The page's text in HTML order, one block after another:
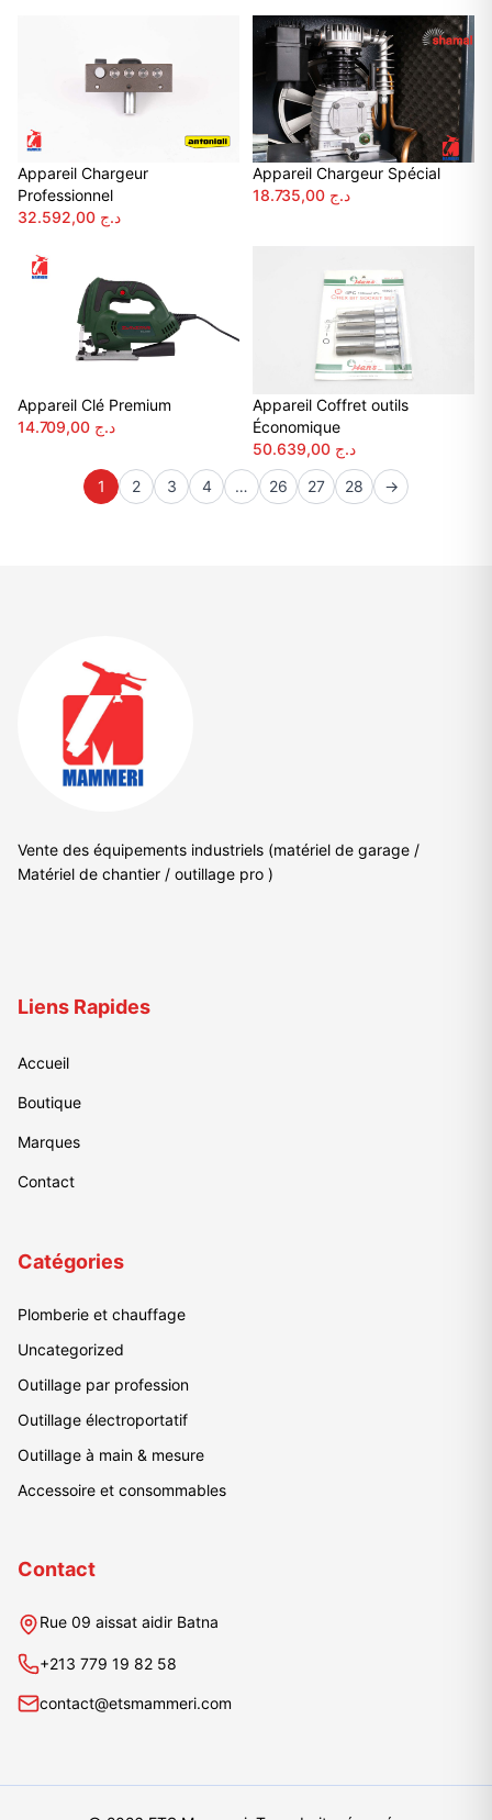
Appareil Chargeur
Professionnel
د.ج
Appareil Chargeur Spécial
د.ج
Appareil Clé Premium
د.ج
Appareil Coffret outils
Économique
د.ج
1
2 3 4 … 26 27 28 →
Vente des équipements industriels (matériel de garage /
Matériel de chantier / outillage pro )
Liens Rapides
Accueil
Boutique
Marques
Contact
Catégories
Plomberie et chauffage
Uncategorized
Outillage par profession
Outillage électroportatif
Outillage à main & mesure
Accessoire et consommables
Contact
Rue 09 aissat aidir Batna
+213 779 19 82 58
contact@etsmammeri.com